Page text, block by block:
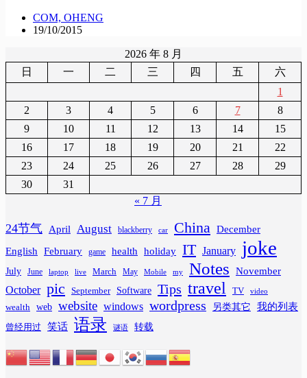
COM, OHENG
19/10/2015
2026 年 8 月
日
一 二 三 四 五
六
1
2
3 4 5 6 7
8
9
10 11 12 13 14
15
16
17 18 19 20 21
22
23
24 25 26 27 28
29
30
31
« 7 月
24节气 April August blackberry car China December
English February game health holiday IT January joke
July June laptop live March May Mobile my Notes November
October pic September Software Tips travel TV video
wealth web website windows wordpress 另类其它 我的列表
曾经用过 笑话 语录 谜语 转载